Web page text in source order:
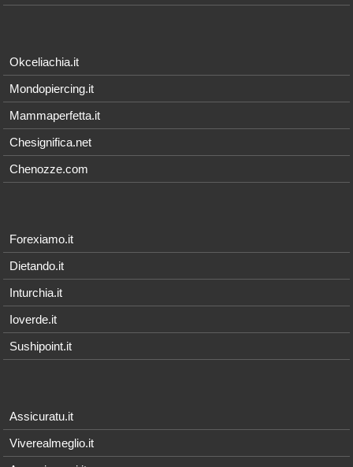
Okceliachia.it
Mondopiercing.it
Mammaperfetta.it
Chesignifica.net
Chenozze.com
Forexiamo.it
Dietando.it
Inturchia.it
Ioverde.it
Sushipoint.it
Assicuratu.it
Viverealmeglio.it